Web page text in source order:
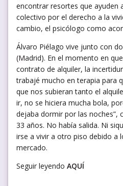
encontrar resortes que ayuden
colectivo por el derecho a la
cambio, el psicólogo como
Álvaro Piélago vive junto con
(Madrid). En el momento en
contrato de alquiler, la
trabajé mucho en terapia para
que nos subieran tanto el
ir, no se hiciera mucha bola,
dejaba dormir por las noches”,
33 años. No había salida. Ni
irse a vivir a otro piso debido a
mercado.
Seguir leyendo AQUÍ